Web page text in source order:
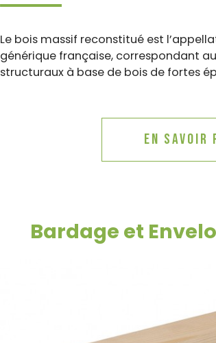
Le bois massif reconstitué est
générique française, correspondant
structuraux à base de bois de fortes
En savoir
Bardage et